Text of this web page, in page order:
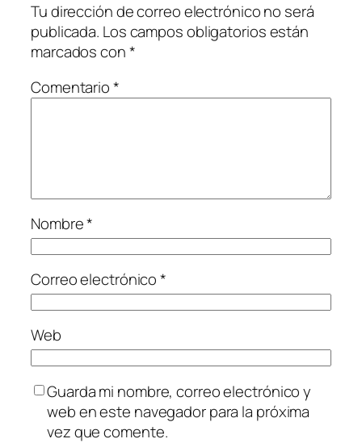
Tu dirección de correo electrónico no será
publicada. Los campos obligatorios están
marcados con*
Comentario*
Nombre*
Correo electrónico*
Web
Guarda mi nombre, correo electrónico y
web en este navegador para la próxima
vez que comente.